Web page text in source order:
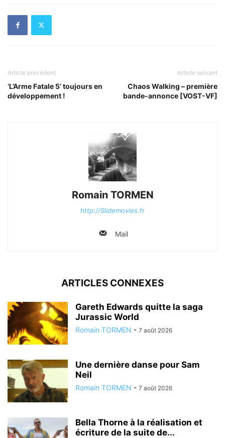
Article précédent
‘L’Arme Fatale 5’ toujours en
développement !
Article suivant
Chaos Walking – première
bande-annonce [VOST-VF]
Romain TORMEN
http://Slidemovies.fr
Mail
ARTICLES CONNEXES
Gareth Edwards quitte la saga
Jurassic World
Romain TORMEN - 7 août 2026
Une dernière danse pour Sam
Neil
Romain TORMEN - 7 août 2026
Bella Thorne à la réalisation et
écriture de la suite de...